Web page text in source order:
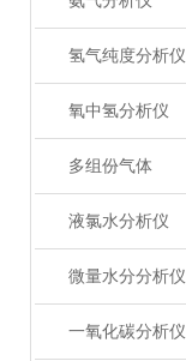
氢气纯度分析仪
氧中氢分析仪
多组份气体
液氯水分析仪
微量水分分析仪
一氧化碳分析仪